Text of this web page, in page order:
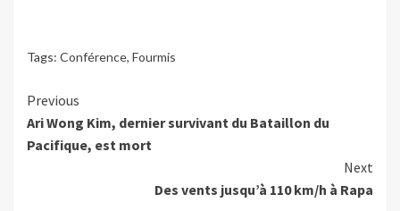
Tags: Conférence, Fourmis
Continue
Reading
Previous
Ari Wong Kim, dernier survivant du Bataillon du
Pacifique, est mort
Next
Des vents jusqu’à 110 km/h à Rapa